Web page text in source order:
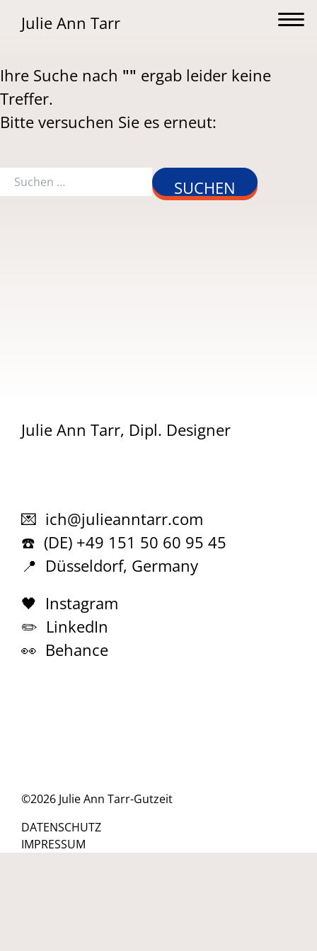
Julie Ann Tarr
Ihre Suche nach "" ergab leider keine
Treffer.
Bitte versuchen Sie es erneut:
Suchen
nach:
Julie Ann Tarr, Dipl. Designer
💌 ich@julieanntarr.com
☎️ (DE) +49 151 50 60 95 45
📍 Düsseldorf, Germany
🖤 Instagram
✏️ LinkedIn
👀 Behance
©2026 Julie Ann Tarr-Gutzeit
DATENSCHUTZ
IMPRESSUM